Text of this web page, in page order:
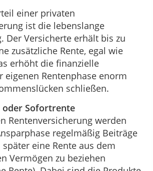
einer privaten
ist die lebenslange
Der Versicherte erhält bis zu
zusätzliche Rente, egal wie
erhöht die finanzielle
eigenen Rentenphase enorm
schließen.
oder Sofortrente
Rentenversicherung werden
regelmäßig Beiträge
eine Rente aus dem
Vermögen zu beziehen